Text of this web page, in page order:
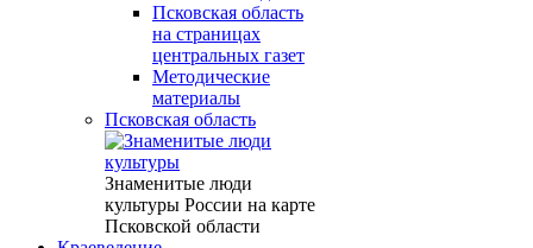
Псковская область
на страницах
центральных газет
Методические
материалы
Псковская область
Знаменитые люди
культуры России на карте
Псковской области